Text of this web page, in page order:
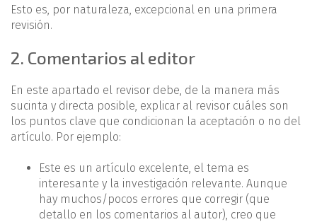
Esto es, por naturaleza, excepcional en una primera
revisión.
2. Comentarios al editor
En este apartado el revisor debe, de la manera más
sucinta y directa posible, explicar al revisor cuáles son
los puntos clave que condicionan la aceptación o no del
artículo. Por ejemplo:
Este es un artículo excelente, el tema es
interesante y la investigación relevante. Aunque
hay muchos/pocos errores que corregir (que
detallo en los comentarios al autor), creo que